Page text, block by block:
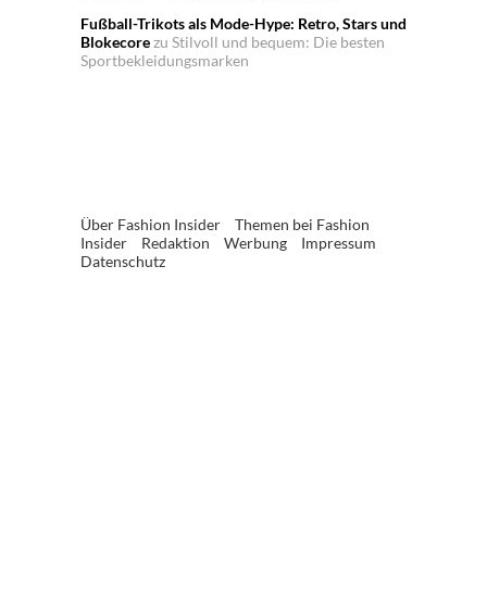
Fußball-Trikots als Mode-Hype: Retro, Stars und
Blokecorezu Stilvoll und bequem: Die besten
Sportbekleidungsmarken
Über Fashion Insider
Themen bei Fashion
Insider
Redaktion Werbung
Impressum
Datenschutz